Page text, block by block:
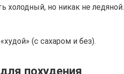
холодный, но никак не ледяной.
(с сахаром и без).
похудения